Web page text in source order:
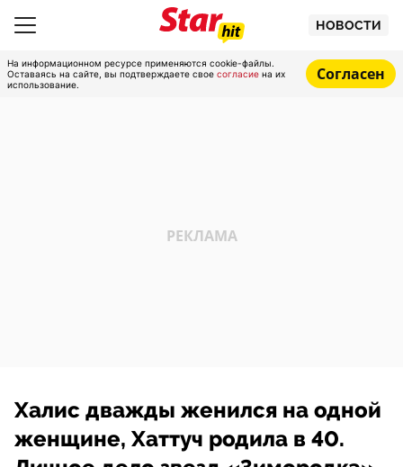
НОВОСТИ
На информационном ресурсе применяются cookie-файлы.
Оставаясь на сайте, вы подтверждаете свое согласие на их
использование.
Согласен
Халис дважды женился на одной
женщине, Хаттуч родила в 40.